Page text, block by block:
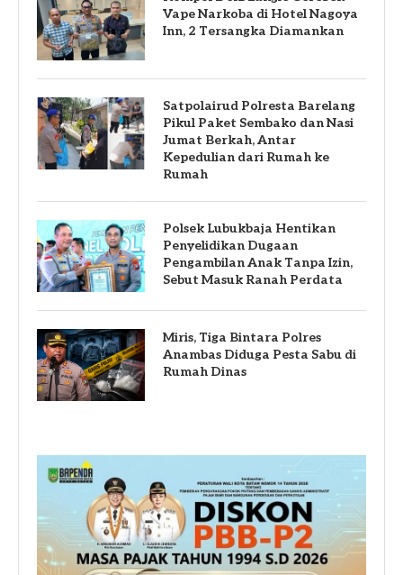
Vape Narkoba di Hotel Nagoya
Inn, 2 Tersangka Diamankan
Satpolairud Polresta Barelang
Pikul Paket Sembako dan Nasi
Jumat Berkah, Antar
Kepedulian dari Rumah ke
Rumah
Polsek Lubukbaja Hentikan
Penyelidikan Dugaan
Pengambilan Anak Tanpa Izin,
Sebut Masuk Ranah Perdata
Miris, Tiga Bintara Polres
Anambas Diduga Pesta Sabu di
Rumah Dinas